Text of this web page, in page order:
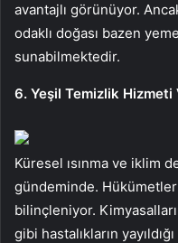
avantajlı görünüyor.
odaklı doğası bazen
sunabilmektedir.
6. Yeşil Temizlik Hizmeti
Küresel ısınma ve iklim
gündeminde.
bilinçleniyor.
gibi hastalıkların